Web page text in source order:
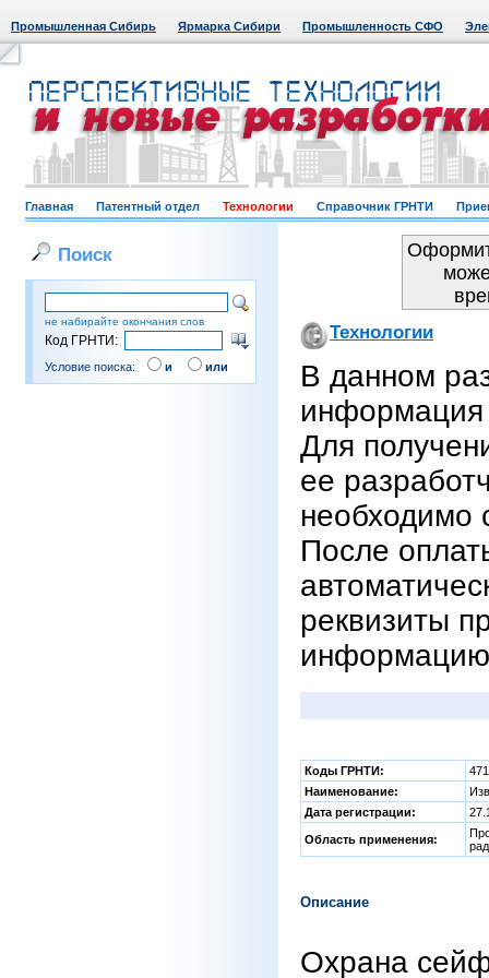
Промышленная Сибирь Ярмарка Сибири Промышленность СФО
Главная Патентный отдел Технологии Справочник ГРНТИ
Поиск
не набирайте окончания слов
Код ГРНТИ:
Условие поиска: и или
Технологии
В данном
информация
Для
ее
необходимо
После
реквизиты
Коды ГРНТИ:
Наименование:
Дата регистрации:
Область применения:
Описание
Охрана